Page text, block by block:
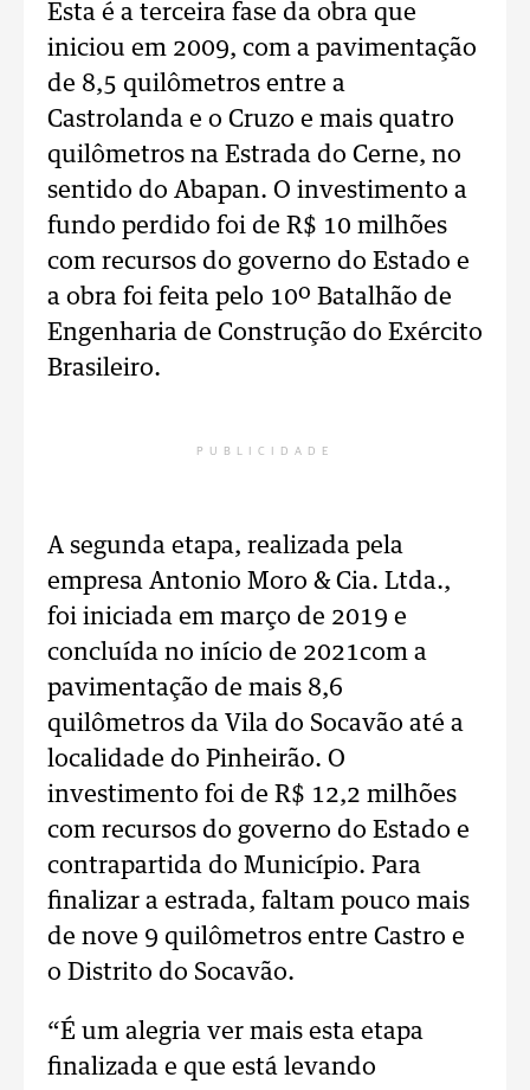
Esta é a terceira fase da obra que
iniciou em 2009, com a pavimentação
de 8,5 quilômetros entre a
Castrolanda e o Cruzo e mais quatro
quilômetros na Estrada do Cerne, no
sentido do Abapan. O investimento a
fundo perdido foi de R$ 10 milhões
com recursos do governo do Estado e
a obra foi feita pelo 10º Batalhão de
Engenharia de Construção do Exército
Brasileiro.
PUBLICIDADE
A segunda etapa, realizada pela
empresa Antonio Moro & Cia. Ltda.,
foi iniciada em março de 2019 e
concluída no início de 2021com a
pavimentação de mais 8,6
quilômetros da Vila do Socavão até a
localidade do Pinheirão. O
investimento foi de R$ 12,2 milhões
com recursos do governo do Estado e
contrapartida do Município. Para
finalizar a estrada, faltam pouco mais
de nove 9 quilômetros entre Castro e
o Distrito do Socavão.
“É um alegria ver mais esta etapa
finalizada e que está levando